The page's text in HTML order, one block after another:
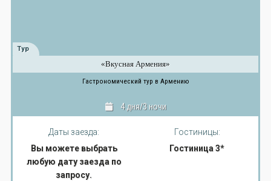
Тур
«Вкусная Армения»
Гастрономический тур в Армению
4 дня/3 ночи
Даты заезда:
Вы можете выбрать
любую дату заезда по
запросу.
Гостиницы:
Гостиница 3*